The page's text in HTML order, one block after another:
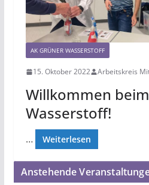
AK GRÜNER WASSERSTOFF
15. Oktober 2022 Arbeitskreis
Willkommen
Wasserstoff!
… Weiterlesen
Anstehende